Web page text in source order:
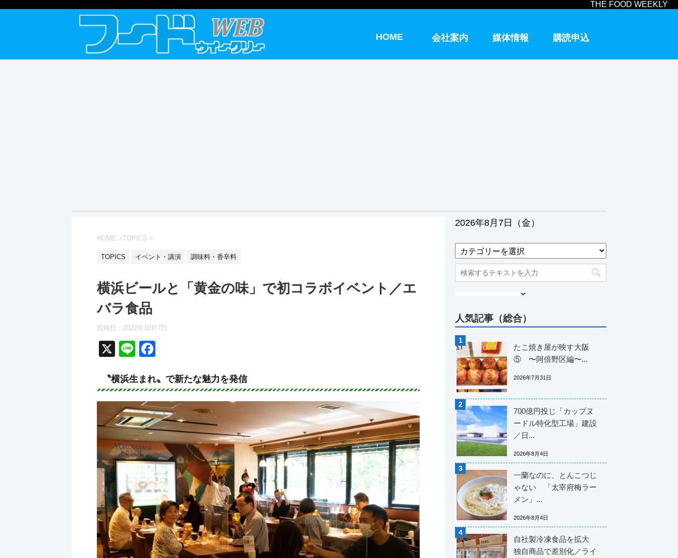
THE FOOD WEEKLY
HOME 会社案内 媒体情報 購読申込
HOME >TOPICS >
TOPICS イベント・講演 調味料・香辛料
横浜ビールと「黄金の味」で初コラボイベント／エ
バラ食品
投稿日： 2022年10月7日
X
Li
e
c
e
b
o
o
k
〝横浜生まれ〟で新たな魅力を発信
2026年8月7日（金）
人気記事（総合）
たこ焼き屋が映す大阪
⑤ 〜阿倍野区編〜...
2026年7月31日
700億円投じ「カップヌ
ードル特化型工場」建設
／日...
2026年8月4日
一蘭なのに、とんこつじ
ゃない 「太宰府梅ラー
メン」...
2026年8月4日
自社製冷凍食品を拡大
独自商品で差別化／ライ